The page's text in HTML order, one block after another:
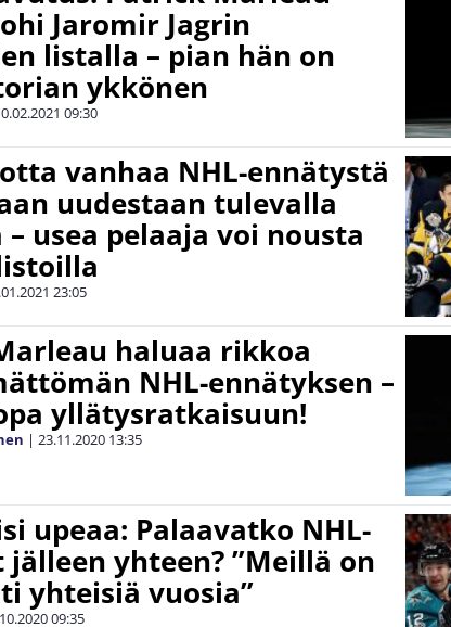
Jaromir Jagrin
listalla – pian hän on
ykkönen
09:30
vanhaa NHL-ennätystä
uudestaan tulevalla
usea pelaaja voi nousta
23:05
haluaa rikkoa
NHL-ennätyksen –
yllätysratkaisuun!
| 23.11.2020 13:35
upeaa: Palaavatko NHL-
jälleen yhteen? ”Meillä on
yhteisiä vuosia”
09:35